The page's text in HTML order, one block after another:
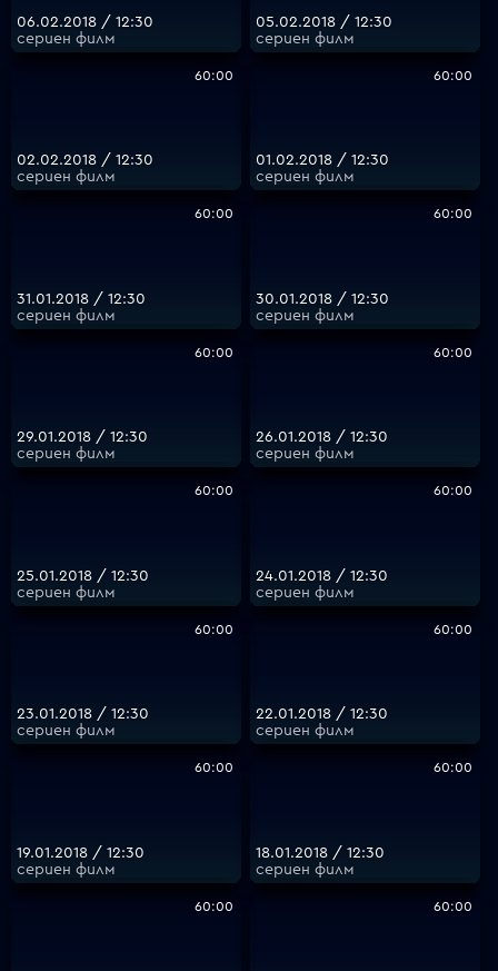
06.02.2018 / 12:30
сериен филм
05.02.2018 / 12:30
сериен филм
60:00
02.02.2018 / 12:30
сериен филм
60:00
01.02.2018 / 12:30
сериен филм
60:00
31.01.2018 / 12:30
сериен филм
60:00
30.01.2018 / 12:30
сериен филм
60:00
29.01.2018 / 12:30
сериен филм
60:00
26.01.2018 / 12:30
сериен филм
60:00
25.01.2018 / 12:30
сериен филм
60:00
24.01.2018 / 12:30
сериен филм
60:00
23.01.2018 / 12:30
сериен филм
60:00
22.01.2018 / 12:30
сериен филм
60:00
19.01.2018 / 12:30
сериен филм
60:00
18.01.2018 / 12:30
сериен филм
60:00 60:00